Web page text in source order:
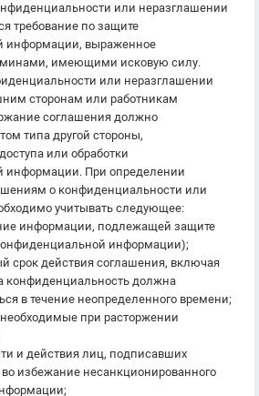
или неразглашении
требование по защите
информации, выраженное
имеющими исковую силу.
или неразглашении
сторонам или работникам
соглашения должно
типа другой стороны,
или обработки
информации. При определении
о конфиденциальности или
учитывать следующее:
информации, подлежащей защите
информации);
срок действия соглашения, включая
конфиденциальность должна
в течение неопределенного времени;
при расторжении
и действия лиц, подписавших
избежание несанкционированного